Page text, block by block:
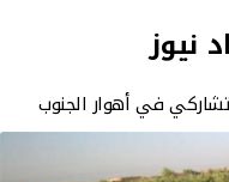
نيوز
في أهوار الجنوب